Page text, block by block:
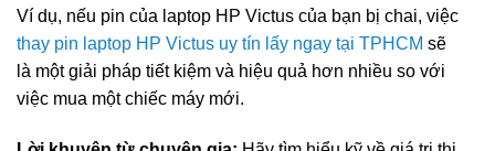
Ví dụ, nếu pin của laptop HP Victus của bạn bị chai, việc
thay pin laptop HP Victus uy tín lấy ngay tại TPHCM sẽ
là một giải pháp tiết kiệm và hiệu quả hơn nhiều so với
việc mua một chiếc máy mới.